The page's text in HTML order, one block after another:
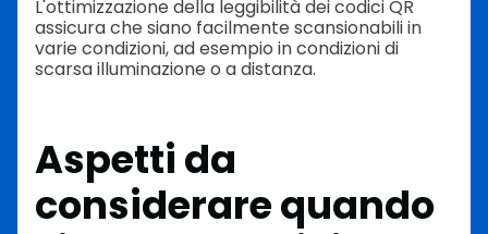
L'ottimizzazione della leggibilità dei codici QR
assicura che siano facilmente scansionabili in
varie condizioni, ad esempio in condizioni di
scarsa illuminazione o a distanza.
Aspetti da
considerare quando